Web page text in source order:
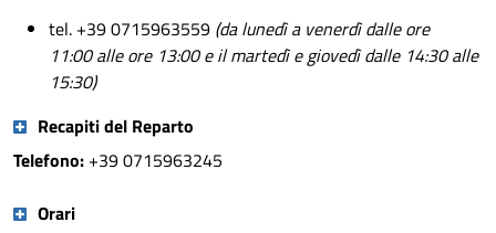
tel. +39 0715963559 (da lunedì a venerdì dalle ore
11:00 alle ore 13:00 e il martedì e giovedì dalle 14:30 alle
15:30)
Recapiti del Reparto
Telefono: +39 0715963245
Orari